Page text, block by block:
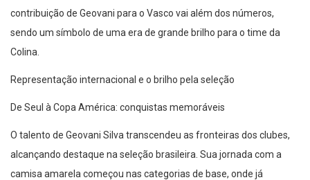
contribuição de Geovani para o Vasco vai além dos números,
sendo um símbolo de uma era de grande brilho para o time da
Colina.
Representação internacional e o brilho pela seleção
De Seul à Copa América: conquistas memoráveis
O talento de Geovani Silva transcendeu as fronteiras dos clubes,
alcançando destaque na seleção brasileira. Sua jornada com a
camisa amarela começou nas categorias de base, onde já